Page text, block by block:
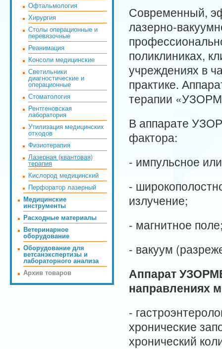
Современный,
лазерно-
поликлиниках,
учреждениях в
практике.
терапии
В аппарате
фактора:
- импульсное
-
излучение;
- магнитное
- вакуум
Аппарат
направлениях
-
хронические
хронический
Офтальмология
Хирургия
Столы операционные и
перевязочные
Реанимация
Консоли медицинские
Светильники
диагностические и
операционные
Стоматология
Рентгеновская
лаборатория
Утилизация медицинских
отходов
Физиотерапия
Лазерная (квантовая)
терапия
Кислород медицинский
Перфоратор лазерный
Медицинские
инструменты
Расходные материалы
Ветеринарное
оборудование
Оборудование для
ветсанэкспертизы и
лабораторного анализа
Архив товаров